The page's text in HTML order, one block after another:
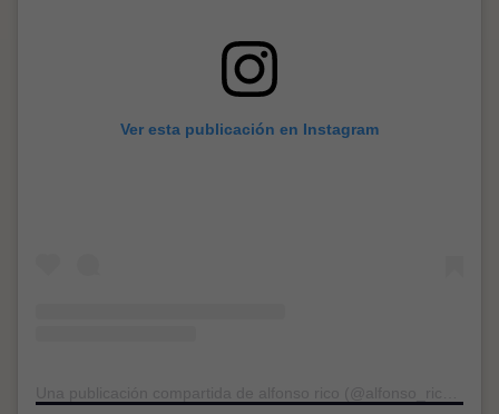
Ver esta publicación en Instagram